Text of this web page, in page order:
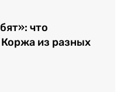
что
из разных